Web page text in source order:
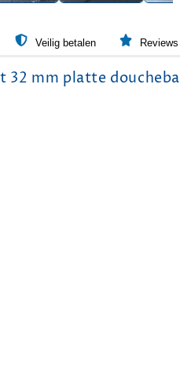
Veilig betalen
32 mm platte